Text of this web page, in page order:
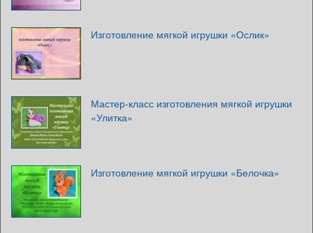
Изготовление мягкой игрушки «Ослик»
Мастер-класс изготовления мягкой игрушки
«Улитка»
Изготовление мягкой игрушки «Белочка»